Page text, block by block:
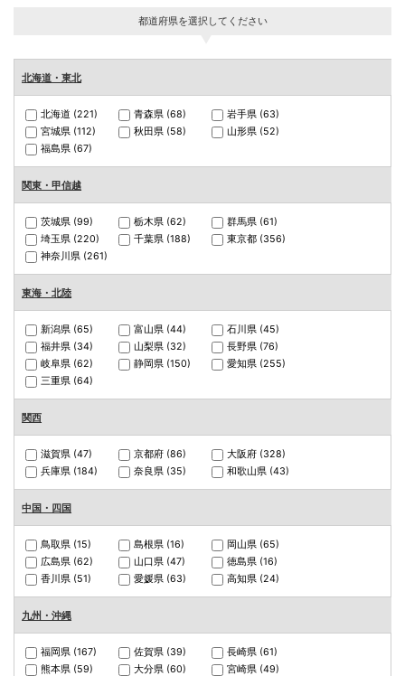
都道府県を選択してください
北海道・東北
北海道 (221) 青森県 (68) 岩手県 (63)
宮城県 (112) 秋田県 (58) 山形県 (52)
福島県 (67)
関東・甲信越
茨城県 (99) 栃木県 (62) 群馬県 (61)
埼玉県 (220) 千葉県 (188) 東京都 (356)
神奈川県 (261)
東海・北陸
新潟県 (65) 富山県 (44) 石川県 (45)
福井県 (34) 山梨県 (32) 長野県 (76)
岐阜県 (62) 静岡県 (150) 愛知県 (255)
三重県 (64)
関西
滋賀県 (47) 京都府 (86) 大阪府 (328)
兵庫県 (184) 奈良県 (35) 和歌山県 (43)
中国・四国
鳥取県 (15) 島根県 (16) 岡山県 (65)
広島県 (62) 山口県 (47) 徳島県 (16)
香川県 (51) 愛媛県 (63) 高知県 (24)
九州・沖縄
福岡県 (167) 佐賀県 (39) 長崎県 (61)
熊本県 (59) 大分県 (60) 宮崎県 (49)